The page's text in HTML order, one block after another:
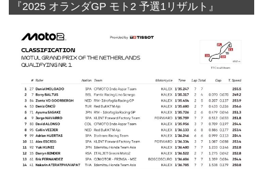
『2025 オランダGP モト2 予選1リザルト』